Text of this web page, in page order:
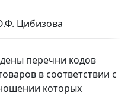
Цибизова
перечни кодов
в соответствии с
которых